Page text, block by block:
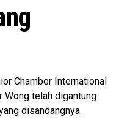
Chamber International
Wong telah digantung
disandangnya.